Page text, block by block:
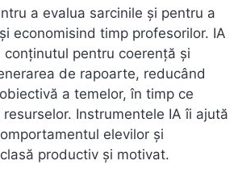
a evalua sarcinile și pentru a
economisind timp profesorilor. IA
pentru coerență și
de rapoarte, reducând
a temelor, în timp ce
Instrumentele IA îi ajută
elevilor și
productiv și motivat.